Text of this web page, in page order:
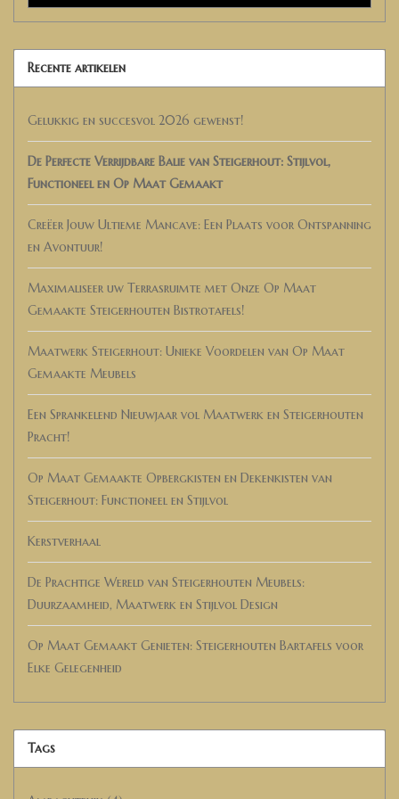
Recente artikelen
Gelukkig en succesvol 2026 gewenst!
De Perfecte Verrijdbare Balie van Steigerhout: Stijlvol,
Functioneel en Op Maat Gemaakt
Creëer Jouw Ultieme Mancave: Een Plaats voor Ontspanning
en Avontuur!
Maximaliseer uw Terrasruimte met Onze Op Maat
Gemaakte Steigerhouten Bistrotafels!
Maatwerk Steigerhout: Unieke Voordelen van Op Maat
Gemaakte Meubels
Een Sprankelend Nieuwjaar vol Maatwerk en Steigerhouten
Pracht!
Op Maat Gemaakte Opbergkisten en Dekenkisten van
Steigerhout: Functioneel en Stijlvol
Kerstverhaal
De Prachtige Wereld van Steigerhouten Meubels:
Duurzaamheid, Maatwerk en Stijlvol Design
Op Maat Gemaakt Genieten: Steigerhouten Bartafels voor
Elke Gelegenheid
Tags